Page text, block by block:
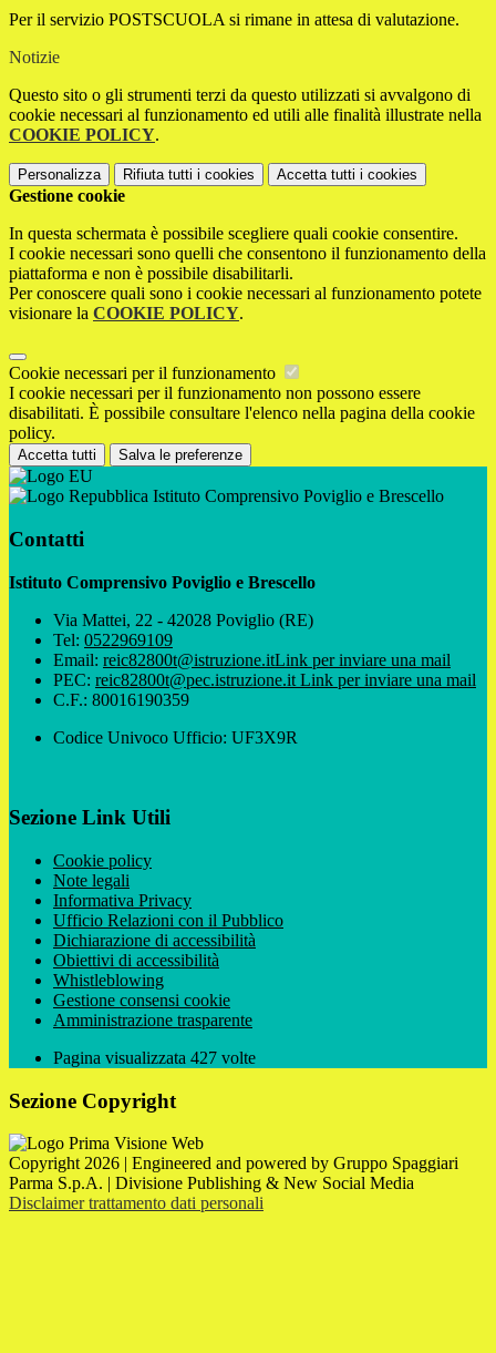
Per il servizio POSTSCUOLA si rimane in attesa di valutazione.
Notizie
Questo sito o gli strumenti terzi da questo utilizzati si avvalgono di
cookie necessari al funzionamento ed utili alle finalità illustrate nella
COOKIE POLICY.
Personalizza Rifiuta tutti i cookies Accetta tutti i cookies
Gestione cookie
In questa schermata è possibile scegliere quali cookie consentire.
I cookie necessari sono quelli che consentono il funzionamento della
piattaforma e non è possibile disabilitarli.
Per conoscere quali sono i cookie necessari al funzionamento potete
visionare la COOKIE POLICY.
Cookie necessari per il funzionamento
I cookie necessari per il funzionamento non possono essere
disabilitati. È possibile consultare l'elenco nella pagina della cookie
policy.
Accetta tutti Salva le preferenze
Istituto Comprensivo Poviglio e Brescello
Contatti
Istituto Comprensivo Poviglio e Brescello
Via Mattei, 22 - 42028 Poviglio (RE)
Tel: 0522969109
Email: reic82800t@istruzione.itLink per inviare una mail
PEC: reic82800t@pec.istruzione.it Link per inviare una mail
C.F.: 80016190359
Codice Univoco Ufficio: UF3X9R
Sezione Link Utili
Cookie policy
Note legali
Informativa Privacy
Ufficio Relazioni con il Pubblico
Dichiarazione di accessibilità
Obiettivi di accessibilità
Whistleblowing
Gestione consensi cookie
Amministrazione trasparente
Pagina visualizzata 427 volte
Sezione Copyright
Copyright 2026 | Engineered and powered by Gruppo Spaggiari
Parma S.p.A. | Divisione Publishing & New Social Media
Disclaimer trattamento dati personali